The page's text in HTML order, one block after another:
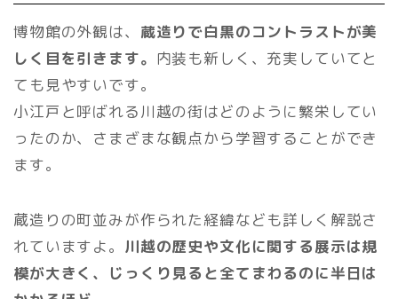
博物館の外観は、 蔵造りで白黒のコントラストが美
しく目を引きます。 内装も新しく、充実していてと
ても見やすいです。
小江戸と呼ばれる川越の街はどのように繁栄してい
ったのか、さまざまな観点から学習することができ
ます。
蔵造りの町並みが作られた経緯なども詳しく解説さ
れていますよ。 川越の歴史や文化に関する展示は規
模が大きく、じっくり見ると全てまわるのに半日は